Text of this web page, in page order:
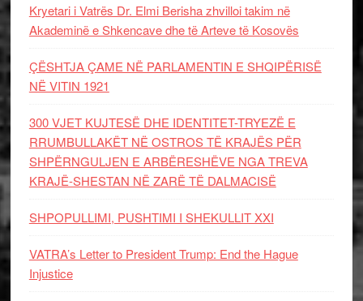
Kryetari i Vatrës Dr. Elmi Berisha zhvilloi takim në
Akademinë e Shkencave dhe të Arteve të Kosovës
ÇËSHTJA ÇAME NË PARLAMENTIN E SHQIPËRISË
NË VITIN 1921
300 VJET KUJTESË DHE IDENTITET-TRYEZË E
RRUMBULLAKËT NË OSTROS TË KRAJËS PËR
SHPËRNGULJEN E ARBËRESHËVE NGA TREVA
KRAJË-SHESTAN NË ZARË TË DALMACISË
SHPOPULLIMI, PUSHTIMI I SHEKULLIT XXI
VATRA’s Letter to President Trump: End the Hague
Injustice